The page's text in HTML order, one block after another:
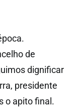
de
dignificar
presidente
o apito final.